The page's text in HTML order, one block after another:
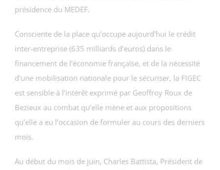
présidence du MEDEF.
Consciente de la place qu’occupe aujourd’hui le crédit
inter-entreprise (635 milliards d’euros) dans le
financement de l’économie française, et de la nécessité
d’une mobilisation nationale pour le sécuriser, la FIGEC
est sensible à l’intérêt exprimé par Geoffroy Roux de
Bezieux au combat qu’elle mène et aux propositions
qu’elle a eu l’occasion de formuler au cours des derniers
mois.
Au début du mois de juin, Charles Battista, Président de